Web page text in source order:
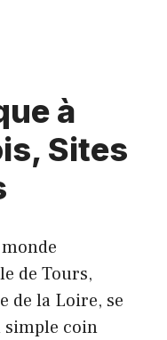
à
Sites
de Tours,
de la Loire, se
simple coin